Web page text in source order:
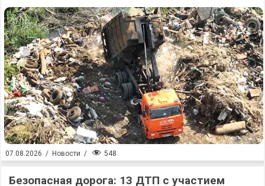
07.08.2026 / Новости / 548
Безопасная дорога: 13 ДТП с участием